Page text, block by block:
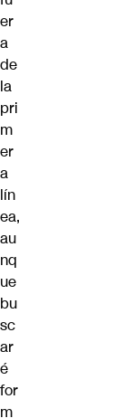
er
a
de
la
pri
m
er
a
lín
ea,
au
nq
ue
bu
sc
ar
é
for
m